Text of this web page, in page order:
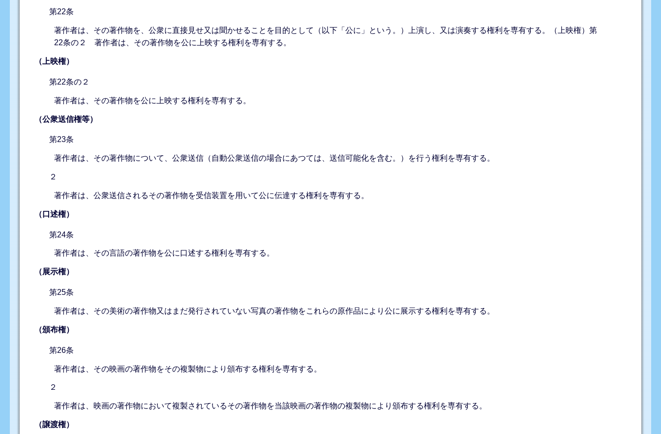
第22条
著作者は、その著作物を、公衆に直接見せ又は聞かせることを目的として（以下「公に」という。）上演し、又は演奏する権利を専有する。（上映権）第
22条の２ 著作者は、その著作物を公に上映する権利を専有する。
（上映権）
第22条の２
著作者は、その著作物を公に上映する権利を専有する。
（公衆送信権等）
第23条
著作者は、その著作物について、公衆送信（自動公衆送信の場合にあつては、送信可能化を含む。）を行う権利を専有する。
２
著作者は、公衆送信されるその著作物を受信装置を用いて公に伝達する権利を専有する。
（口述権）
第24条
著作者は、その言語の著作物を公に口述する権利を専有する。
（展示権）
第25条
著作者は、その美術の著作物又はまだ発行されていない写真の著作物をこれらの原作品により公に展示する権利を専有する。
（頒布権）
第26条
著作者は、その映画の著作物をその複製物により頒布する権利を専有する。
２
著作者は、映画の著作物において複製されているその著作物を当該映画の著作物の複製物により頒布する権利を専有する。
（譲渡権）